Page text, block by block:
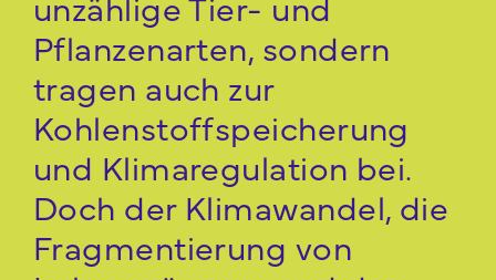
Pflanzenarten, sondern
tragen auch zur
Kohlenstoffspeicherung
und Klimaregulation bei.
Doch der Klimawandel, die
Fragmentierung von